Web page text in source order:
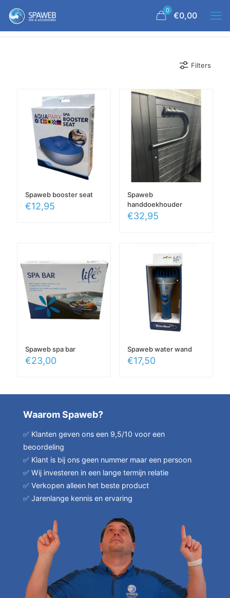
0 €0,00
Filters
Spaweb booster seat
€12,95
Spaweb
handdoekhouder
€32,95
Spaweb spa bar
€23,00
Spaweb water wand
€17,50
Waarom Spaweb?
✅ Klanten geven ons een 9,5/10 voor een
beoordeling
✅ Klant is bij ons geen nummer maar een persoon
✅ Wij investeren in een lange termijn relatie
✅ Verkopen alleen het beste product
✅ Jarenlange kennis en ervaring